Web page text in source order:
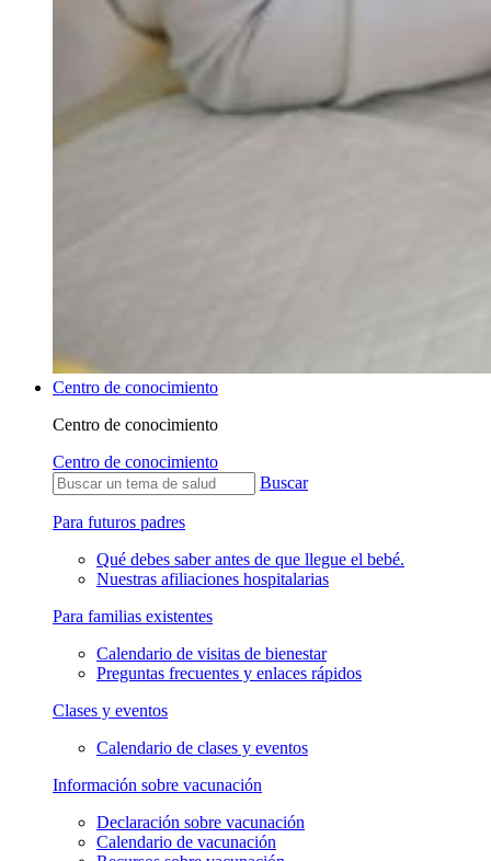
Centro de conocimiento
Centro de conocimiento
Centro de conocimiento
Buscar
Para futuros padres
Qué debes saber antes de que llegue el bebé.
Nuestras afiliaciones hospitalarias
Para familias existentes
Calendario de visitas de bienestar
Preguntas frecuentes y enlaces rápidos
Clases y eventos
Calendario de clases y eventos
Información sobre vacunación
Declaración sobre vacunación
Calendario de vacunación